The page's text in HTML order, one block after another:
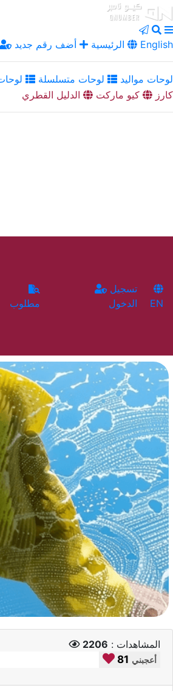
الرئيسية أضف رقم جديد English
لوحات مواليد لوحات متسلسلة
كارز
كيو ماركت الدليل القطري
مطلوب
الدخول
EN
المشاهدات : 2206
81 أعجبني